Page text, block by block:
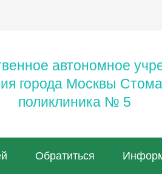
автономное
города Москвы
поликлиника № 5
Обратиться